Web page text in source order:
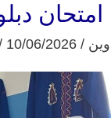
امتحان
/
10/06/2026